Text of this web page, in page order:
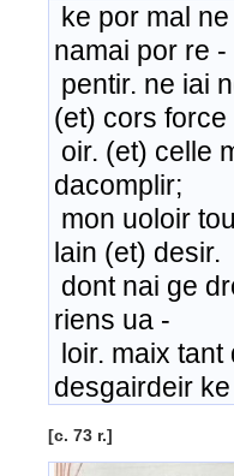
ke por mal
namai por re -
pentir. ne iai
(et) cors force
oir. (et) celle
dacomplir;
mon uoloir
lain (et) desir.
dont nai ge
riens ua -
loir. maix
desgairdeir
[c. 73 r.]